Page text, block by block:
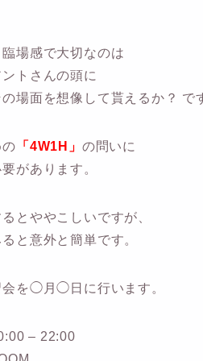
場感で大切なのは
トさんの頭に
場面を想像して貰えるか？ で
「4W1H」 の問いに
があります。
とややこしいですが、
と意外と簡単です。
会を◯月◯日に行います。
– 22:00